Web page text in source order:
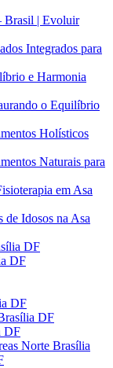
Brasil | Evoluir
Integrados para
e Harmonia
o Equilíbrio
Holísticos
Naturais para
em Asa
de Idosos na Asa
DF
DF
DF
DF
DF
Norte Brasília